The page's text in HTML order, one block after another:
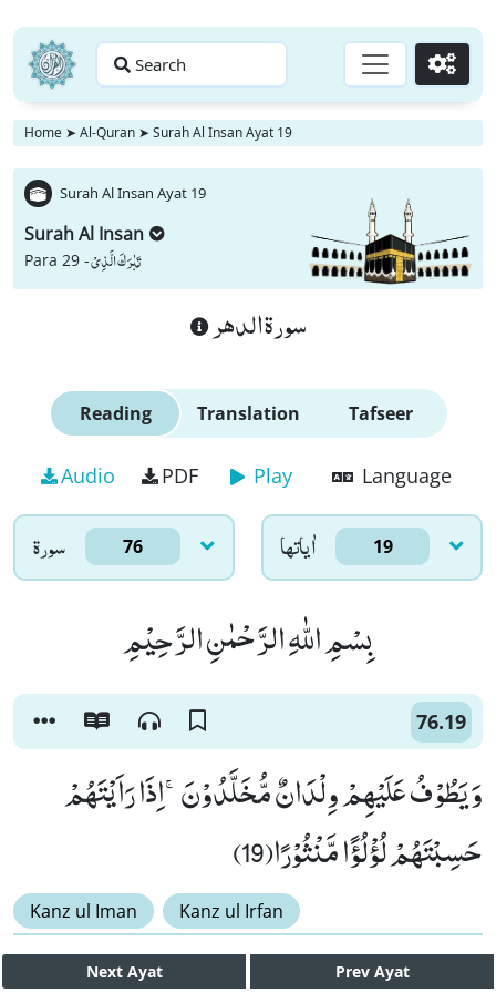
Search Go
Home ➤ Al-Quran ➤ Surah Al Insan Ayat 19
Surah Al Insan Ayat 19
Surah Al Insan
Para 29 -تَبٰرَكَ الَّذِیْ
سورة الدهر
Reading Translation Tafseer
Audio PDF Play Language
سورۃ 76 اٰياتها 19
بِسْمِ اللّٰهِ الرَّحْمٰنِ الرَّحِیْمِ
76.19
وَ یَطُوْفُ عَلَیْهِمْ وِلْدَانٌ مُّخَلَّدُوْنَۚ-اِذَا رَاَیْتَهُمْ
حَسِبْتَهُمْ لُؤْلُؤًا مَّنْثُوْرًا(19)
Kanz ul Iman Kanz ul Irfan
Next Ayat Prev Ayat